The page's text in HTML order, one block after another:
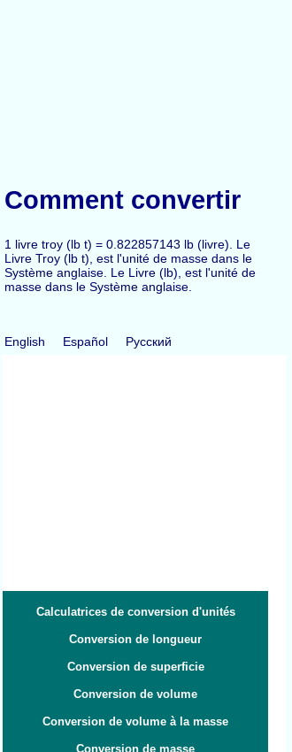
Comment convertir
1 livre troy (lb t) = 0.822857143 lb (livre). Le
Livre Troy (lb t), est l'unité de masse dans le
Système anglaise. Le Livre (lb), est l'unité de
masse dans le Système anglaise.
English Español Русский
Calculatrices de conversion d'unités
Conversion de longueur
Conversion de superficie
Conversion de volume
Conversion de volume à la masse
Conversion de masse